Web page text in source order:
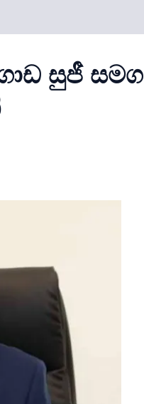
සුජී සමග